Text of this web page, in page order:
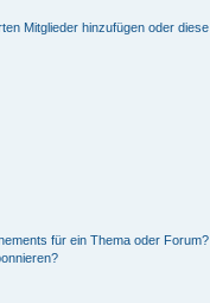
Mitglieder hinzufügen oder diese
für ein Thema oder Forum?